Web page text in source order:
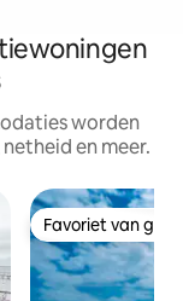
worden
en meer.
Favoriet van
Favoriet van